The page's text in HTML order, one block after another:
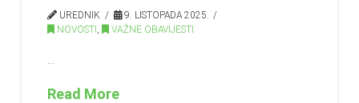
UREDNIK
9. LISTOPADA 2025.
NOVOSTI , VAŽNE OBAVIJESTI
Read More